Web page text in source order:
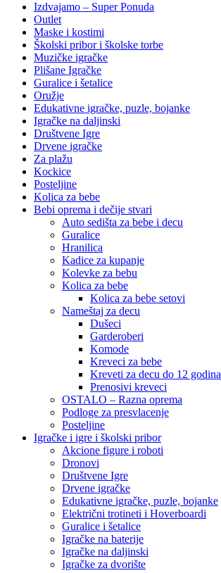
Izdvajamo – Super Ponuda
Outlet
Maske i kostimi
Školski pribor i školske torbe
Muzičke igračke
Plišane Igračke
Guralice i šetalice
Oružje
Edukativne igračke, puzle, bojanke
Igračke na daljinski
Društvene Igre
Drvene igračke
Za plažu
Kockice
Posteljine
Kolica za bebe
Bebi oprema i dečije stvari
Auto sedišta za bebe i decu
Guralice
Hranilica
Kadice za kupanje
Kolevke za bebu
Kolica za bebe
Kolica za bebe setovi
Nameštaj za decu
Dušeci
Garderoberi
Komode
Kreveci za bebe
Kreveti za decu do 12 godina
Prenosivi kreveci
OSTALO – Razna oprema
Podloge za presvlacenje
Posteljine
Igračke i igre i školski pribor
Akcione figure i roboti
Dronovi
Društvene Igre
Drvene igračke
Edukativne igračke, puzle, bojanke
Električni trotineti i Hoverboardi
Guralice i šetalice
Igračke na baterije
Igračke na daljinski
‎Igračke za dvorište